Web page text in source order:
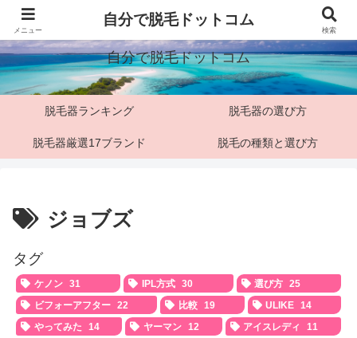
「脱毛マニア」僕の脱毛検証ブログ
自分で脱毛ドットコム
脱毛器ランキング 脱毛器の選び方
脱毛器厳選17ブランド 脱毛の種類と選び方
ジョブズ
タグ
ケノン 31 IPL方式 30 選び方
25
ビフォーアフター 22 比較 19 ULIKE
14
やってみた
14 ヤーマン 12 アイスレディ
11
メニュー
自分で脱毛ドットコム
検索